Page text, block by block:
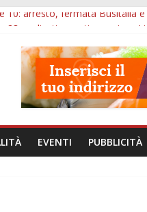
10: arresto, fermata Busitalia
Veneto: 650mila euro per
più controlli su strade,
200 euro per
EVENTI PUBBLICITÀ